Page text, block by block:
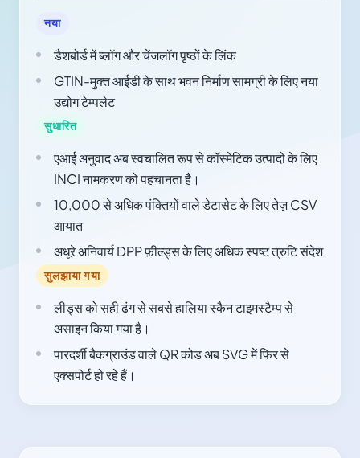
नया
डैशबोर्ड में ब्लॉग और चेंजलॉग पृष्ठों के लिंक
GTIN-मुक्त आईडी के साथ भवन निर्माण सामग्री के लिए नया
उद्योग टेम्पलेट
सुधारित
एआई अनुवाद अब स्वचालित रूप से कॉस्मेटिक उत्पादों के लिए
INCI नामकरण को पहचानता है।
10,000 से अधिक पंक्तियों वाले डेटासेट के लिए तेज़ CSV
आयात
अधूरे अनिवार्य DPP फ़ील्ड्स के लिए अधिक स्पष्ट त्रुटि संदेश
सुलझाया गया
लीड्स को सही ढंग से सबसे हालिया स्कैन टाइमस्टैम्प से
असाइन किया गया है।
पारदर्शी बैकग्राउंड वाले QR कोड अब SVG में फिर से
एक्सपोर्ट हो रहे हैं।